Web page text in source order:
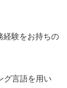
経験をお持ちの
グ言語を用い